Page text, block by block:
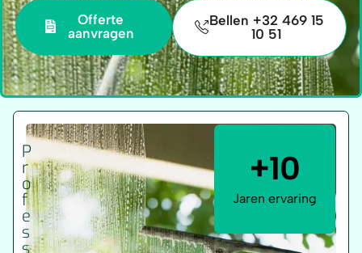
Offerte
aanvragen
Bellen +32 469 15
10 51
+10
Jaren ervaring
P
r
o
f
e
s
s